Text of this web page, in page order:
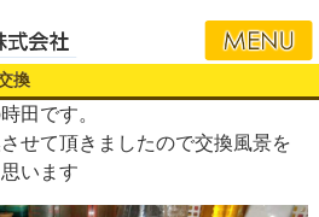
換
田です。
せて頂きましたので交換風景を
います